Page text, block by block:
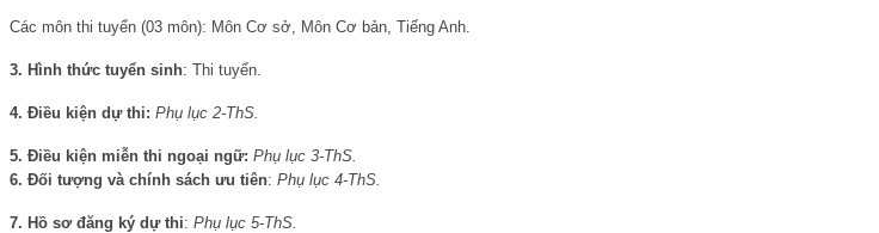
Các môn thi tuyển (03 môn): Môn Cơ sở, Môn Cơ bản, Tiếng Anh.
3. Hình thức tuyển sinh: Thi tuyển.
4. Điều kiện dự thi: Phụ lục 2-ThS.
5. Điều kiện miễn thi ngoại ngữ: Phụ lục 3-ThS.
6. Đối tượng và chính sách ưu tiên: Phụ lục 4-ThS.
7. Hồ sơ đăng ký dự thi: Phụ lục 5-ThS.